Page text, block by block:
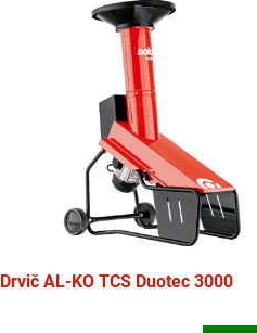
Drvič AL-KO TCS Duotec 3000